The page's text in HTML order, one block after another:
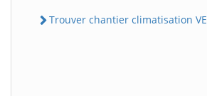
Trouver chantier climatisation